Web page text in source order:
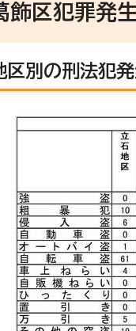
飾区犯罪発
区別の刑法犯